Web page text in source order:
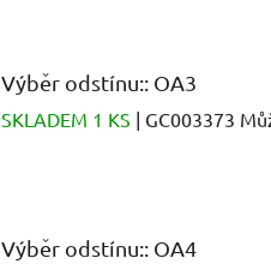
Výběr odstínu:: OA3
SKLADEM 1 KS | GC003373
Výběr odstínu:: OA4